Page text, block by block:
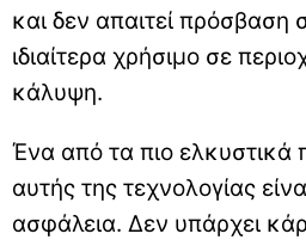
και δεν απαιτεί πρόσβαση
ιδιαίτερα χρήσιμο σε
κάλυψη.
Ένα από τα πιο ελκυστικά
αυτής της τεχνολογίας
ασφάλεια. Δεν υπάρχει